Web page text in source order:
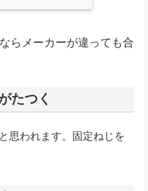
らメーカーが違っても合
たつく
思われます。固定ねじを